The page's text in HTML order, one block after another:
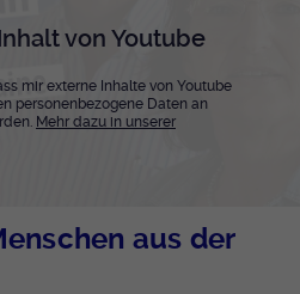
von Youtube
mir externe Inhalte von Youtube
personenbezogene Daten an
Mehr dazu in unserer
aus der